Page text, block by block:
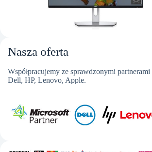
Nasza oferta
Współpracujemy ze sprawdzonymi
Dell, HP, Lenovo, Apple.